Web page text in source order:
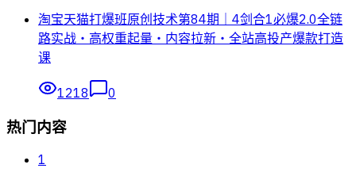
淘宝天猫打爆班原创技术第84期｜4剑合1必爆2.0全链
路实战・高权重起量・内容拉新・全站高投产爆款打造
课
1218 0
热门内容
1